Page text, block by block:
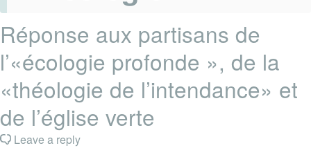
Réponse aux partisans de
l’«écologie profonde », de la
«théologie de l’intendance» et
de l’église verte
Leave a reply